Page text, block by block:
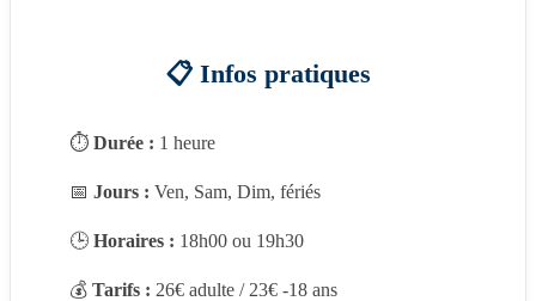
📋 Infos pratiques
⏱️ Durée : 1 heure
📅 Jours : Ven, Sam, Dim, fériés
🕒 Horaires : 18h00 ou 19h30
💰 Tarifs : 26€ adulte / 23€ -18 ans